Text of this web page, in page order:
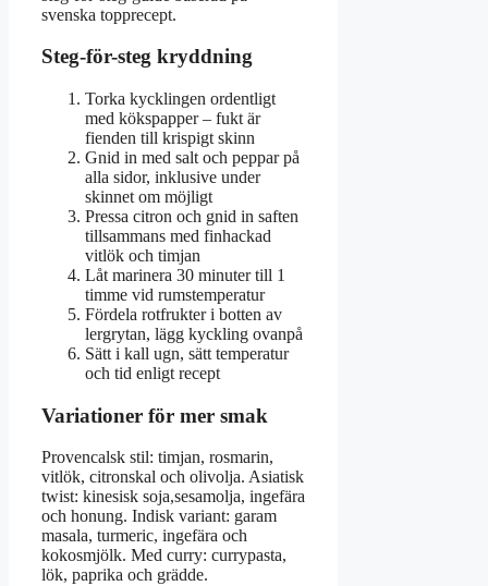
svenska topprecept.
Steg-för-steg kryddning
Torka kycklingen ordentligt
med kökspapper – fukt är
fienden till krispigt skinn
Gnid in med salt och peppar på
alla sidor, inklusive under
skinnet om möjligt
Pressa citron och gnid in saften
tillsammans med finhackad
vitlök och timjan
Låt marinera 30 minuter till 1
timme vid rumstemperatur
Fördela rotfrukter i botten av
lergrytan, lägg kyckling ovanpå
Sätt i kall ugn, sätt temperatur
och tid enligt recept
Variationer för mer smak
Provencalsk stil: timjan, rosmarin,
vitlök, citronskal och olivolja. Asiatisk
twist: kinesisk soja,sesamolja, ingefära
och honung. Indisk variant: garam
masala, turmeric, ingefära och
kokosmjölk. Med curry: currypasta,
lök, paprika och grädde.